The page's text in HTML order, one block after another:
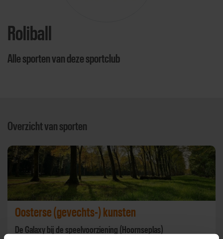
Roliball
Alle sporten van deze sportclub
Overzicht van sporten
Oosterse (gevechts-) kunsten
De Galaxy bij de speelvoorziening (Hoornseplas)